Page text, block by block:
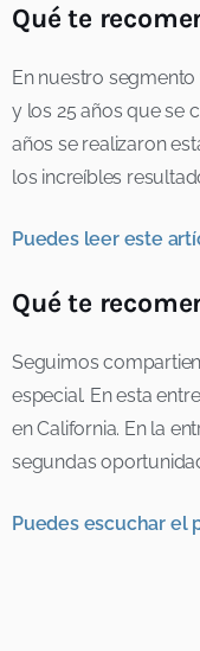
Qué te
En nuestro
y los 25 años que se
años se realizaron
los increíbles
Puedes leer este
Qué te
Seguimos
especial. En esta
en California. En la
segundas
Puedes escuchar el